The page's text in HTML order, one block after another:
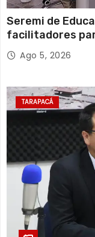
Seremi de
facilitadores
Escolar 2027
Ago 5, 2026
TARAPACÁ